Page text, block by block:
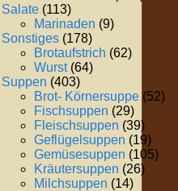
Salate (113)
Marinaden (9)
Sonstiges (178)
Brotaufstrich (62)
Wurst(64)
Suppen (403)
Brot- Körnersuppe (52)
Fischsuppen (29)
Fleischsuppen (39)
Geflügelsuppen (19)
Gemüsesuppen (105)
Kräutersuppen (26)
Milchsuppen (14)